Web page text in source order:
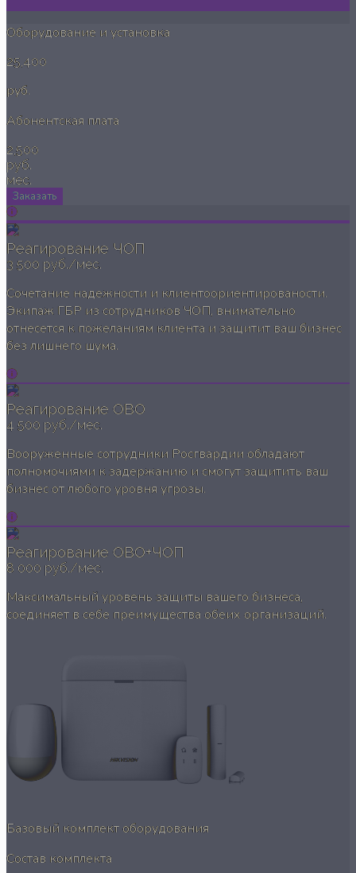
Оборудование и установка
25,400
руб.
Абонентская плата
2,500
руб.
мес.
Заказать
Реагирование ЧОП
3 500 руб./мес.
Сочетание надежности и клиентоориентированости.
Экипаж ГБР из сотрудников ЧОП, внимательно
отнесется к пожеланиям клиента и защитит ваш бизнес
без лишнего шума.
Реагирование ОВО
4 500 руб./мес.
Вооруженные сотрудники Росгвардии обладают
полномочиями к задержанию и смогут защитить ваш
бизнес от любого уровня угрозы.
Реагирование ОВО+ЧОП
8 000 руб./мес.
Максимальный уровень защиты вашего бизнеса,
соединяет в себе преимущества обеих организаций.
Базовый комплект оборудования
Состав комплекта